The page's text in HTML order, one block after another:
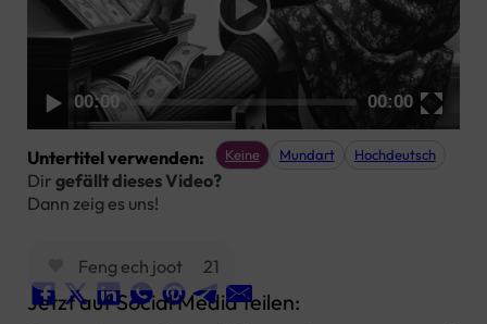
00:00 00:00
Untertitel verwenden: Keine Mundart Hochdeutsch
Dir gefällt dieses Video?
Dann zeig es uns!
Feng ech joot 21
Jetzt auf Social Media teilen: